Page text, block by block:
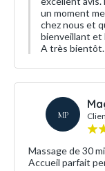
un moment
chez nous et
bienveillant et
A très bientôt.
MP
Massage de 30
Accueil parfait personne